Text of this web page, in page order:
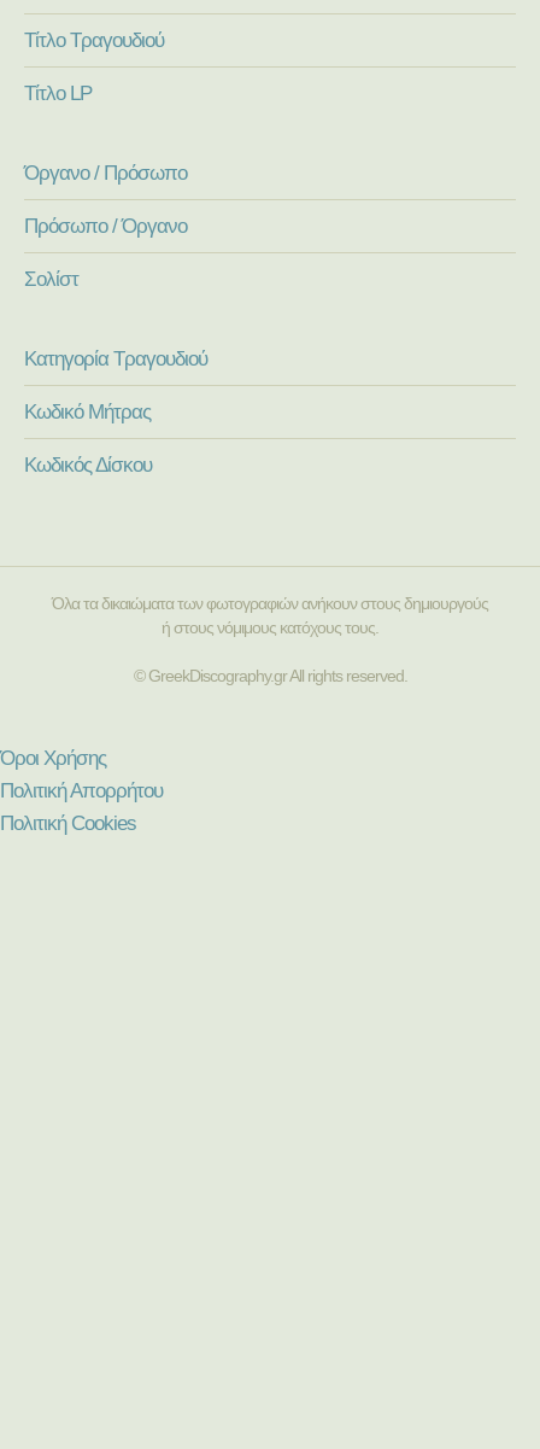
Τίτλο Τραγουδιού
Τίτλο LP
Όργανο / Πρόσωπο
Πρόσωπο / Όργανο
Σολίστ
Κατηγορία Τραγουδιού
Κωδικό Μήτρας
Κωδικός Δίσκου
Όλα τα δικαιώματα των φωτογραφιών ανήκουν στους δημιουργούς
ή στους νόμιμους κατόχους τους.
© GreekDiscography.gr All rights reserved.
Όροι Χρήσης
Πολιτική Απορρήτου
Πολιτική Cookies